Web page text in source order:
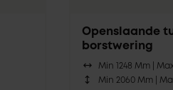
Openslaande
borstwering
Min 1248 Mm |
Min 2060 Mm |